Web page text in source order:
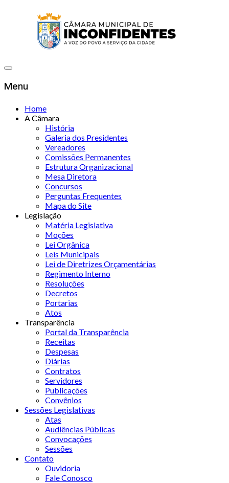
Menu
Home
A Câmara
História
Galeria dos Presidentes
Vereadores
Comissões Permanentes
Estrutura Organizacional
Mesa Diretora
Concursos
Perguntas Frequentes
Mapa do Site
Legislação
Matéria Legislativa
Moções
Lei Orgânica
Leis Municipais
Lei de Diretrizes Orçamentárias
Regimento Interno
Resoluções
Decretos
Portarias
Atos
Transparência
Portal da Transparência
Receitas
Despesas
Diárias
Contratos
Servidores
Publicações
Convênios
Sessões Legislativas
Atas
Audiências Públicas
Convocações
Sessões
Contato
Ouvidoria
Fale Conosco